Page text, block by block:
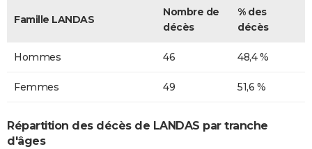
Famille LANDAS
Nombre de
décès
% des
décès
Hommes 46 48,4 %
Femmes 49 51,6 %
Répartition des décès de LANDAS par tranche
d'âges